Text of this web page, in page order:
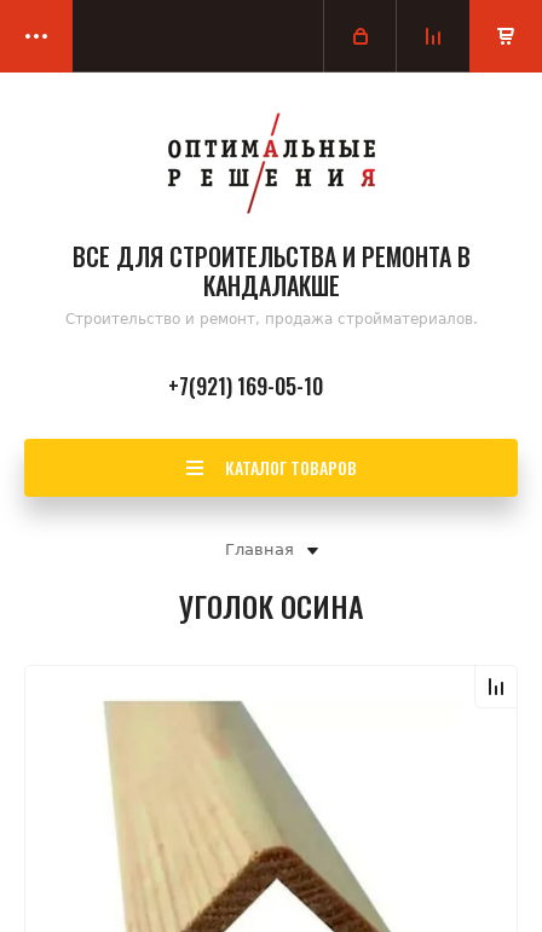
ВСЕ ДЛЯ СТРОИТЕЛЬСТВА И РЕМОНТА В
КАНДАЛАКШЕ
Строительство и ремонт, продажа стройматериалов.
+7(921) 169-05-10
КАТАЛОГ ТОВАРОВ
Главная
УГОЛОК ОСИНА